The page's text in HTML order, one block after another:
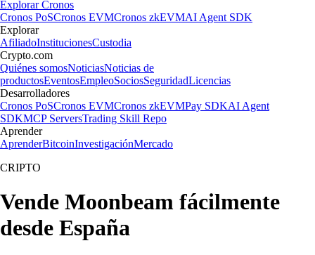
Explorar Cronos
Cronos PoSCronos EVMCronos zkEVMAI Agent SDK
Explorar
AfiliadoInstitucionesCustodia
Crypto.com
Quiénes somosNoticiasNoticias de
productosEventosEmpleoSociosSeguridadLicencias
Desarrolladores
Cronos PoSCronos EVMCronos zkEVMPay SDKAI Agent
SDKMCP ServersTrading Skill Repo
Aprender
AprenderBitcoinInvestigaciónMercado
CRIPTO
Vende Moonbeam fácilmente
desde España